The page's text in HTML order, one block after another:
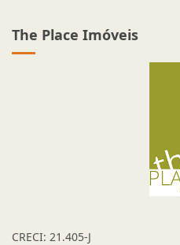
The Place Imóveis
CRECI: 21.405-J